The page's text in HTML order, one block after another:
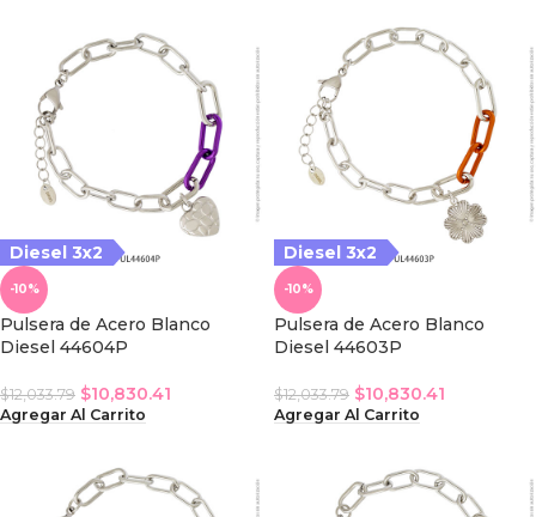
Diesel 3x2
-10%
Pulsera de Acero Blanco
Diesel 44604P
$12,033.79 $10,830.41
Agregar Al Carrito
Diesel 3x2
3x2
-10%
Pulsera de Acero Blanco
Diesel 44603P
$12,033.79 $10,830.41
Agregar Al Carrito